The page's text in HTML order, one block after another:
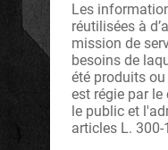
Les
réutilisées à
mission de
besoins de
été produits
est régie par
le public et
articles L.